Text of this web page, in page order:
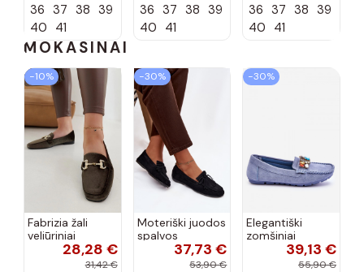
zomšos bordo
spalvos Carmina
36 37 38 39
40 41
zomšos
šokolado
36 37 38 39
40 41
zomšos smėlio
spalvos Carmina
36 37 38 39
40 41
MOKASINAI
−10%
Fabrizia žali
veliūriniai
mokasynai su
28,28 €
31,42 €
−30%
Moteriški juodos
spalvos
mokasinai su
kutais Janelisse
37,73 €
53,90 €
−30%
Elegantiški
zomšiniai
mokasinai su
spindinčiomis
39,13 €
55,90 €